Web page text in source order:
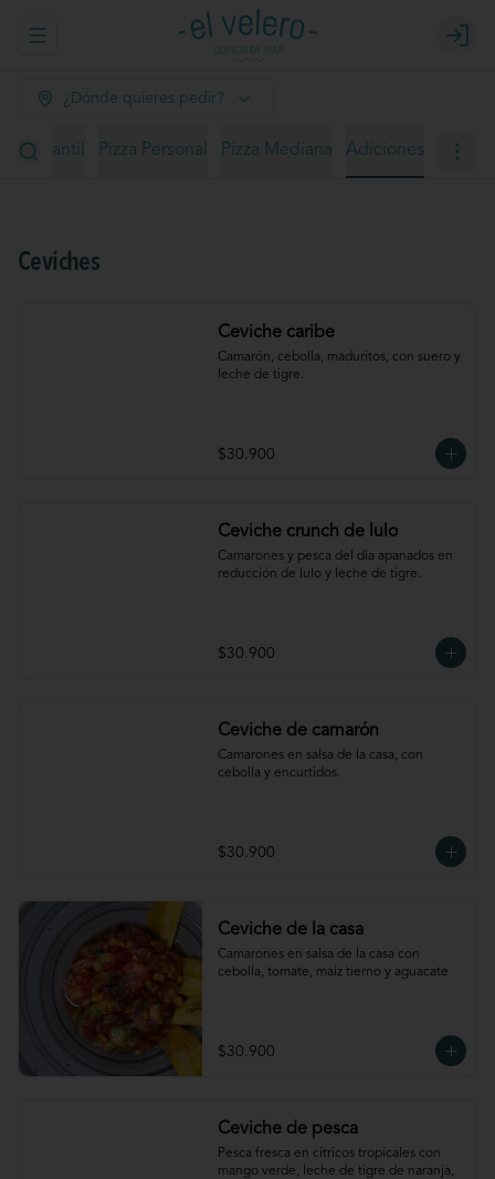
Abrir menu de navegación Login
¿Dónde quieres pedir?
infantil Pizza Personal Pizza Mediana Adiciones
Ceviches
Ceviche caribe
Camarón, cebolla, maduritos, con suero y
leche de tigre.
$30.900
Ceviche crunch de lulo
Camarones y pesca del día apanados en
reducción de lulo y leche de tigre.
$30.900
Ceviche de camarón
Camarones en salsa de la casa, con
cebolla y encurtidos.
$30.900
Ceviche de la casa
Camarones en salsa de la casa con
cebolla, tomate, maíz tierno y aguacate
$30.900
Ceviche de pesca
Pesca fresca en cítricos tropicales con
mango verde, leche de tigre de naranja,